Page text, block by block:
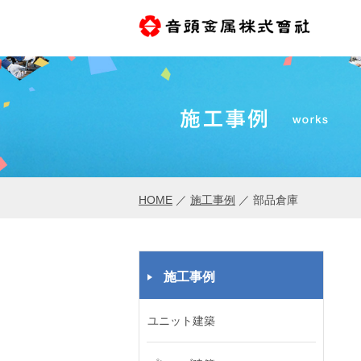
HOME ／ 施工事例 ／ 部品倉庫
施工事例
ユニット建築